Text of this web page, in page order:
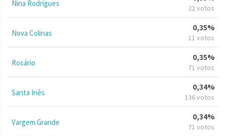
Nina Rodrigues 22 votos
Nova Colinas
0,35%
11 votos
Rosário
0,35%
71 votos
Santa Inês
0,34%
136 votos
Vargem Grande
0,34%
71 votos